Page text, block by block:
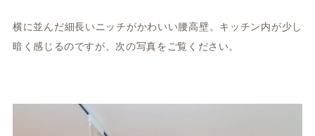
横に並んだ細長いニッチがかわいい腰高壁。キッチン内が少し
暗く感じるのですが、次の写真をご覧ください。